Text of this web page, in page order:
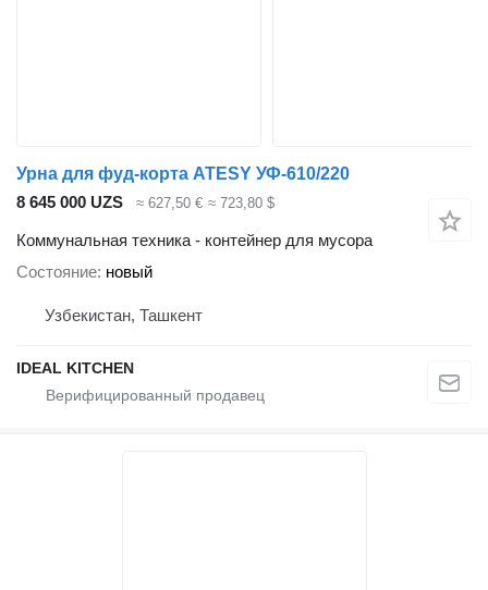
Урна для фуд-корта ATESY УФ-610/220
8 645 000 UZS
≈ 627,50 € ≈ 723,80 $
Коммунальная техника - контейнер для мусора
Состояние новый
Узбекистан, Ташкент
IDEAL KITCHEN